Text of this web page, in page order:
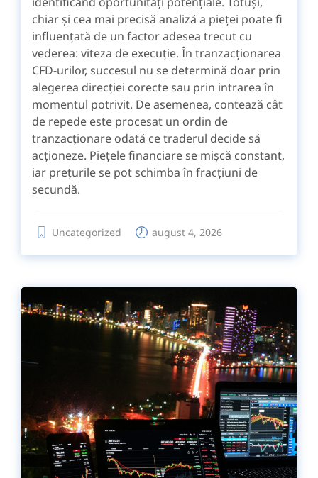
chiar și cea mai precisă analiză a pieței poate fi
influențată de un factor adesea trecut cu
vederea: viteza de execuție. În tranzacționarea
CFD-urilor, succesul nu se determină doar prin
alegerea direcției corecte sau prin intrarea în
momentul potrivit. De asemenea, contează cât
de repede este procesat un ordin de
tranzacționare odată ce traderul decide să
acționeze. Piețele financiare se mișcă constant,
iar prețurile se pot schimba în fracțiuni de
secundă.
Uncategorized august 4, 2026